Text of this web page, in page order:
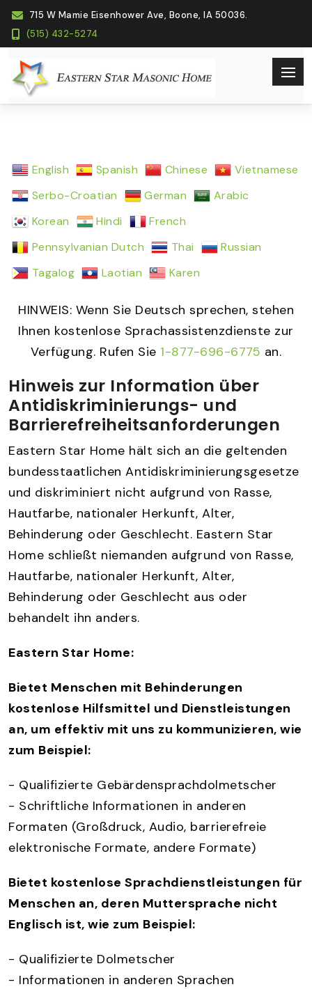
715 W Mamie Eisenhower Ave, Boone, IA 50036.
(515) 432-5274
English Spanish Chinese
Vietnamese
Serbo-Croatian
German
Arabic
Korean
Hindi
French
Pennsylvanian Dutch
Thai
Russian
Tagalog
Laotian Karen
HINWEIS: Wenn Sie Deutsch sprechen, stehen
Ihnen kostenlose Sprachassistenzdienste zur
Verfügung. Rufen Sie 1-877-696-6775 an.
Hinweis zur Information über
Antidiskriminierungs- und
Barrierefreiheitsanforderungen
Eastern Star Home hält sich an die geltenden
bundesstaatlichen Antidiskriminierungsgesetze
und diskriminiert nicht aufgrund von Rasse,
Hautfarbe, nationaler Herkunft, Alter,
Behinderung oder Geschlecht. Eastern Star
Home schließt niemanden aufgrund von Rasse,
Hautfarbe, nationaler Herkunft, Alter,
Behinderung oder Geschlecht aus oder
behandelt ihn anders.
Eastern Star Home:
Bietet Menschen mit Behinderungen
kostenlose Hilfsmittel und Dienstleistungen
an, um effektiv mit uns zu kommunizieren, wie
zum Beispiel:
- Qualifizierte Gebärdensprachdolmetscher
- Schriftliche Informationen in anderen
Formaten (Großdruck, Audio, barrierefreie
elektronische Formate, andere Formate)
Bietet kostenlose Sprachdienstleistungen für
Menschen an, deren Muttersprache nicht
Englisch ist, wie zum Beispiel:
- Qualifizierte Dolmetscher
- Informationen in anderen Sprachen